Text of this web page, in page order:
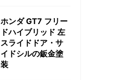
ホンダ GT7 フリー
ドハイブリッド 左
スライドドア・サ
イドシルの鈑金塗
装